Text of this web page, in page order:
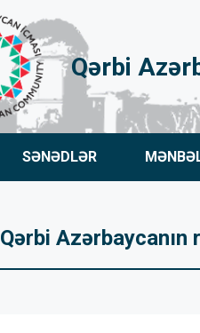
Qərbi
SƏNƏDLƏR
Qərbi